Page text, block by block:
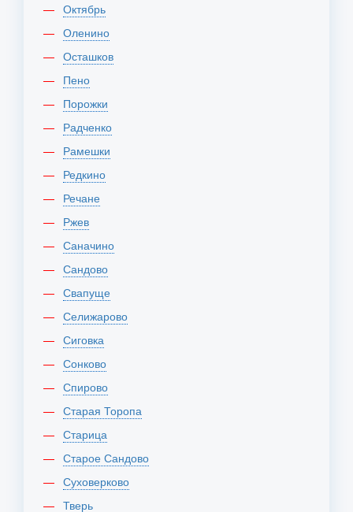
Октябрь
Оленино
Осташков
Пено
Порожки
Радченко
Рамешки
Редкино
Речане
Ржев
Саначино
Сандово
Свапуще
Селижарово
Сиговка
Сонково
Спирово
Старая Торопа
Старица
Старое Сандово
Суховерково
Тверь